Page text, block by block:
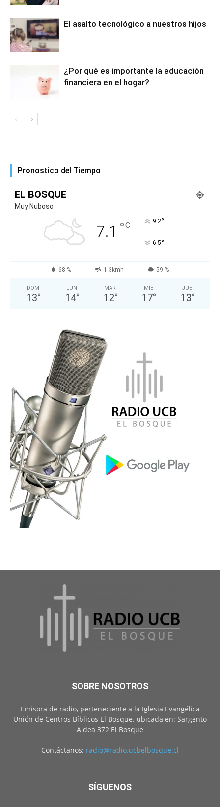
El asalto tecnológico a nuestros hijos
¿Por qué es importante la educación
financiera en el hogar?
Pronostico del Tiempo
EL BOSQUE
Muy Nuboso
7.1 °C 9.2°
6.5°
68 % 1.3kmh 59 %
DOM
13°
LUN
14°
MAR
12°
MIÉ
17°
JUE
13°
SOBRE NOSOTROS
Emisora de radio, perteneciente a la Iglesia Evangélica
Unión de Centros Bíblicos El Bosque. ubicada en: Sargento
Aldea 372 El Bosque
Contáctanos: radio@radio.ucbelbosque.cl
SÍGUENOS